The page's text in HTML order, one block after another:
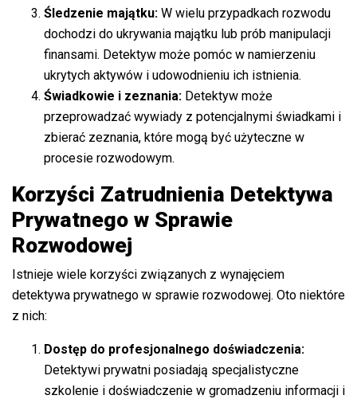
Śledzenie majątku: W wielu przypadkach rozwodu
dochodzi do ukrywania majątku lub prób manipulacji
finansami. Detektyw może pomóc w namierzeniu
ukrytych aktywów i udowodnieniu ich istnienia.
Świadkowie i zeznania: Detektyw może
przeprowadzać wywiady z potencjalnymi świadkami i
zbierać zeznania, które mogą być użyteczne w
procesie rozwodowym.
Korzyści Zatrudnienia Detektywa
Prywatnego w Sprawie
Rozwodowej
Istnieje wiele korzyści związanych z wynajęciem
detektywa prywatnego w sprawie rozwodowej. Oto niektóre
z nich:
Dostęp do profesjonalnego doświadczenia:
Detektywi prywatni posiadają specjalistyczne
szkolenie i doświadczenie w gromadzeniu informacji i